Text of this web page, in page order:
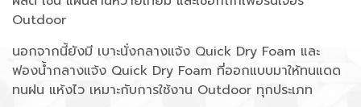
Outdoor
นอกจากนี้ยังมี เบาะนั่งกลางแจ้ง Quick Dry Foam และ
ฟองน้ำกลางแจ้ง Quick Dry Foam ที่ออกแบบมาให้ทนแดด
ทนฝน แห้งไว เหมาะกับการใช้งาน Outdoor ทุกประเภท